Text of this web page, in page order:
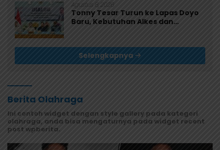
Agustus 8, 2026
Tonny Tesar Turun ke Lapas Doyo
Baru, Kebutuhan Alkes dan
Selengkapnya
Berita Olahraga
Ini contoh widget dengan style gallery pada kategori
olahraga, anda bisa mengaturnya pada widget recent
post wpberita.